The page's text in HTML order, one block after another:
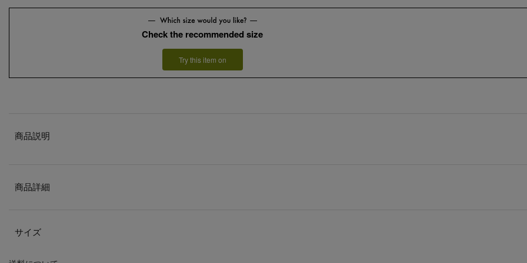
Check the recommended size
Try this item on
商品説明
商品詳細
サイズ